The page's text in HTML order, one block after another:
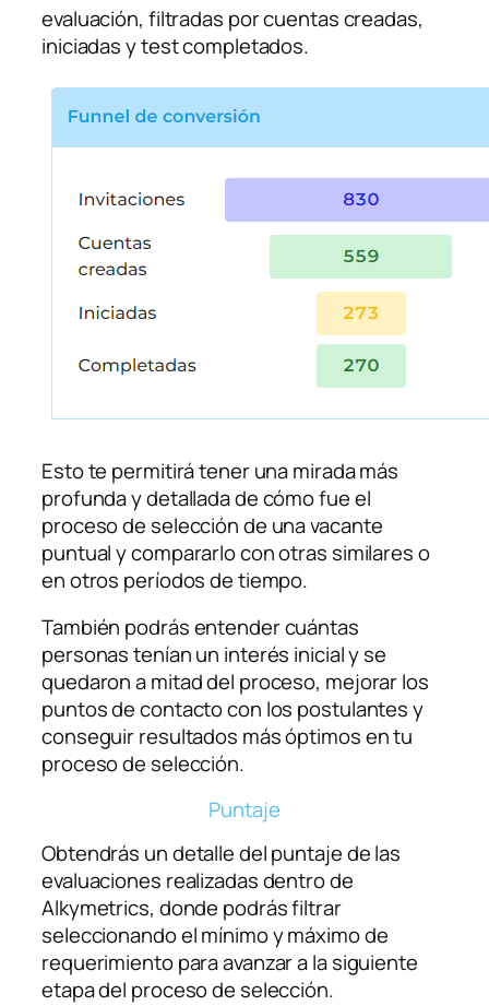
evaluación, filtradas por cuentas creadas,
iniciadas y test completados.
Esto te permitirá tener una mirada más
profunda y detallada de cómo fue el
proceso de selección de una vacante
puntual y compararlo con otras similares o
en otros períodos de tiempo.
También podrás entender cuántas
personas tenían un interés inicial y se
quedaron a mitad del proceso, mejorar los
puntos de contacto con los postulantes y
conseguir resultados más óptimos en tu
proceso de selección.
Puntaje
Obtendrás un detalle del puntaje de las
evaluaciones realizadas dentro de
Alkymetrics, donde podrás filtrar
seleccionando el mínimo y máximo de
requerimiento para avanzar a la siguiente
etapa del proceso de selección.